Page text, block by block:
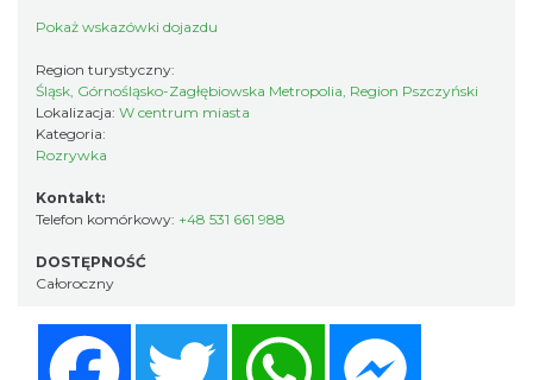
Pokaż wskazówki dojazdu
Region turystyczny:
Śląsk, Górnośląsko-Zagłębiowska Metropolia, Region Pszczyński
Lokalizacja: W centrum miasta
Kategoria:
Rozrywka
Kontakt:
Telefon komórkowy: +48 531 661 988
DOSTĘPNOŚĆ
Całoroczny
Twitter WhatsApp